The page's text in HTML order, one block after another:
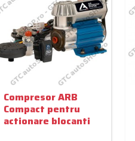
Compresor ARB
Compact pentru
actionare blocanti